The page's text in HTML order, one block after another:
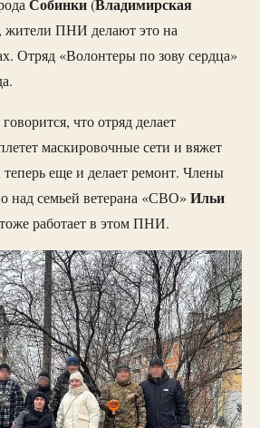
Собинки(Владимирская
жители ПНИ делают это на
Отряд «Волонтеры по зову сердца»
что отряд делает
маскировочные сети и вяжет
еще и делает ремонт. Члены
над семьей ветерана «СВО» Ильи
работает в этом ПНИ.